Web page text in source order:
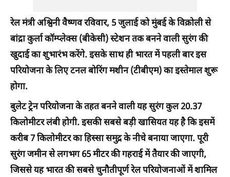
रेल मंत्री अश्विनी वैष्णव रविवार, 5 जुलाई को मुंबई के विक्रोली से
बांद्रा कुर्ला कॉम्प्लेक्स (बीकेसी) स्टेशन तक बनने वाली सुरंग की
खुदाई का शुभारंभ करेंगे. इसके साथ ही भारत में पहली बार इस
परियोजना के लिए टनल बोरिंग मशीन (टीबीएम) का इस्तेमाल शुरू
होगा.
बुलेट ट्रेन परियोजना के तहत बनने वाली यह सुरंग कुल 20.37
किलोमीटर लंबी होगी. इसकी सबसे बड़ी खासियत यह है कि इसमें
करीब 7 किलोमीटर का हिस्सा समुद्र के नीचे बनाया जाएगा. पूरी
सुरंग जमीन से लगभग 65 मीटर की गहराई में तैयार की जाएगी,
जिससे यह भारत की सबसे चुनौतीपूर्ण रेल परियोजनाओं में शामिल